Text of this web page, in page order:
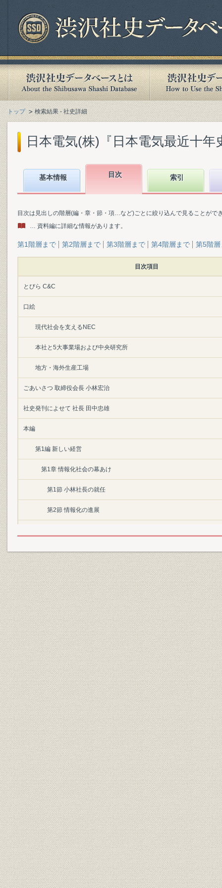
トップ 検索結果 - 社史詳細
日本電気(株)『日本電気最近十
基本情報 目次 索引
目次は見出しの階層(編・章・節・項…など)ごとに絞り込んで見ることがで
… 資料編に詳細な情報があります。
第1階層まで 第2階層まで 第3階層まで 第4階層まで 第5階層
目次項目
とびら C&C
口絵
現代社会を支えるNEC
本社と5大事業場および中央研究所
地方・海外生産工場
ごあいさつ 取締役会長 小林宏治
社史発刊によせて 社長 田中忠雄
本編
第1編 新しい経営
第1章 情報化社会の幕あけ
第1節 小林社長の就任
第2節 情報化の進展
第1節 基本理念の強調
第2節 経営構造の改編
1. “点から面へ”
2. 担当制から分担制へ
3. 常務会の役割り
第3節 ライン スタフ制の確立
1. 新事業部制の発足
2. 営業力強化と代理営業制
3. プロジェクト チーム制の発足
4. 全員参加のZD運動
第4節 創立70周年を祝う
1. 記念式典
2. 記念行事
(1) NECエレクトロピア展開催
(2) 遺児育英資金制度の創設
(3) 総合体育館の建設
(4) 社史『七十年史』の編纂